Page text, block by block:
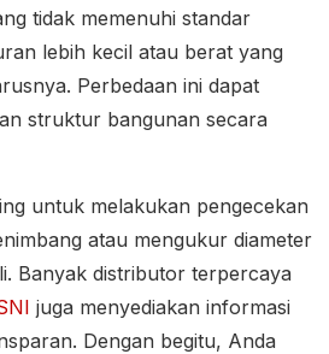
tidak memenuhi standar
lebih kecil atau berat yang
Perbedaan ini dapat
struktur bangunan secara
untuk melakukan pengecekan
atau mengukur diameter
Banyak distributor terpercaya
juga menyediakan informasi
Dengan begitu, Anda